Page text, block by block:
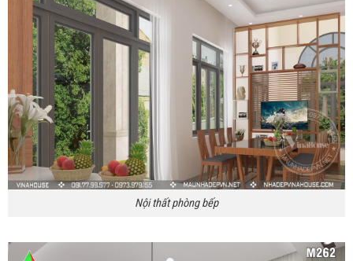
Nội thất phòng bếp